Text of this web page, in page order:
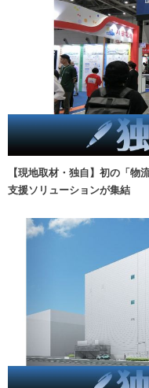
【現地取材・独自】初の「
支援ソリューションが集結